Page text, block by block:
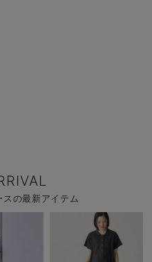
の最新アイテム